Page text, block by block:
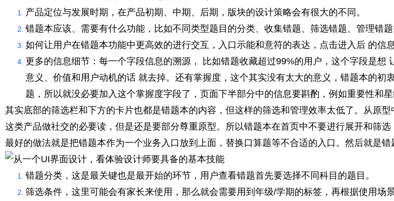
产品定位与发展时期，在产品初期、中期、后期，版块的设计策略会有很大的不同。
错题本应该、需要有什么功能，比如不同类型题目的分类、收集错题、筛选错题、管理错题
如何让用户在错题本功能中更高效的进行交互，入口示能和意符的表达，点击进入后 的信
更多的信息细节：每一个字段信息的溯源， 比如错题收藏超过99%的用户，这个字段是
意义、价值和用户动机的话 就去掉。还有掌握度，这个其实没有太大的意义，错题本的
题，所以就没必要加入这个掌握度字段了，页面下半部分中的信息要斟酌，例如重要性和
其实底部的筛选栏和下方的卡片也都是错题本的内容，但这样的筛选和管理效率太低了。从原
这类产品做社交的必要读，但是还是要部分尊重原型。所以错题本在首页中不要进行展开和筛选
最好的做法就是把错题本作为一个业务入口放到上面，替换口算题等不合适的入口。然后就是
错题分类，这是最关键也是最开始的环节，用户查看错题首先要选择不同科目的题目。
筛选条件，这里可能会有家长来使用，那么就会需要用到年级/学期的标签，再根据使用